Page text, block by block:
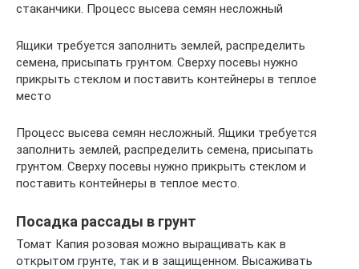
стаканчики. Процесс высева семян несложный
Ящики требуется заполнить землей, распределить
семена, присыпать грунтом. Сверху посевы нужно
прикрыть стеклом и поставить контейнеры в теплое
место
Процесс высева семян несложный. Ящики требуется
заполнить землей, распределить семена, присыпать
грунтом. Сверху посевы нужно прикрыть стеклом и
поставить контейнеры в теплое место.
Посадка рассады в грунт
Томат Капия розовая можно выращивать как в
открытом грунте, так и в защищенном. Высаживать